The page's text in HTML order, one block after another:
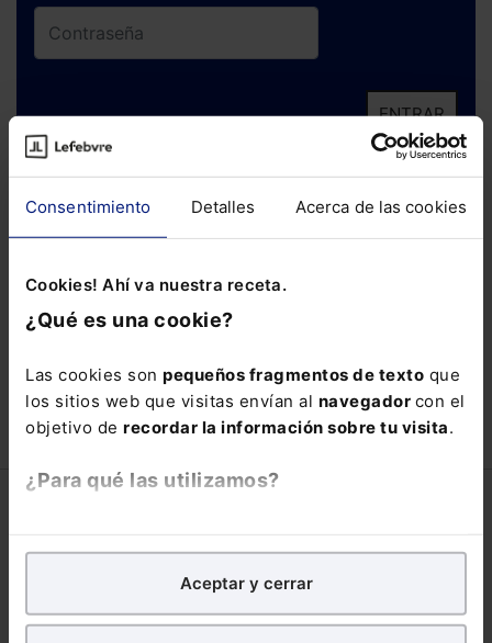
Consentimiento Detalles Acerca de las cookies
Cookies! Ahí va nuestra receta.
¿Qué es una cookie?
Las cookies son pequeños fragmentos de texto que
los sitios web que visitas envían al navegador con el
objetivo de recordar la información sobre tu visita.
¿Para qué las utilizamos?
analíticospara tratar demejorar tu experienciaen
nuestra página web. También con fines publicitarios,
para poder mostrarte publicidad y contenidos de tu
Aceptar y cerrar
ENTRAR
¿Has olvidado tu contraseña?
Si todavía no te has suscrito, no pierdas
está oportunidad y adquiere tu acceso
con un25% de descuento
COMPRAR
Lefebvre
Trabaja con nosotros